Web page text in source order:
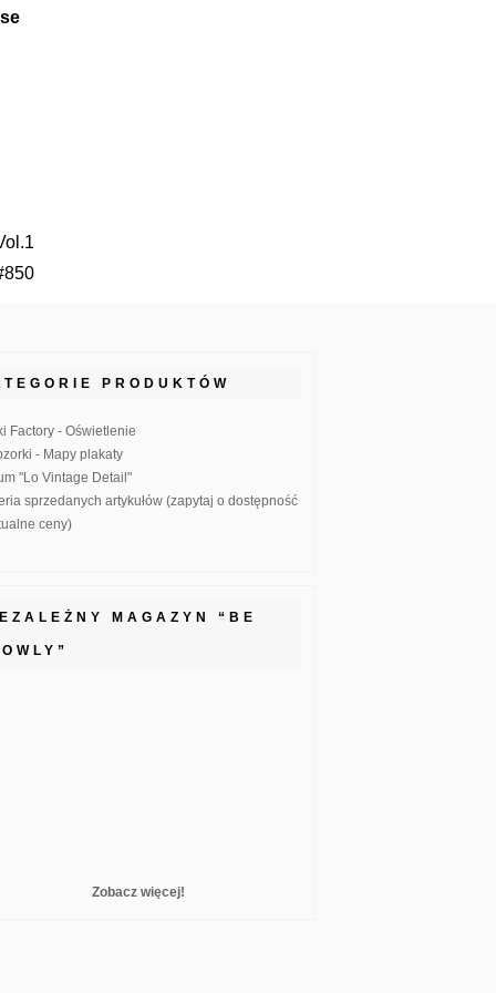
PRODUKTÓW
Factory - Oświetlenie
- Mapy plakaty
"Lo Vintage Detail"
sprzedanych artykułów (zapytaj o dostępność
ceny)
MAGAZYN “BE
Zobacz więcej!